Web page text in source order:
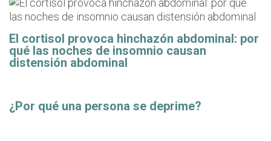
El cortisol provoca hinchazón abdominal: por
qué las noches de insomnio causan
distensión abdominal
¿Por qué una persona se deprime?